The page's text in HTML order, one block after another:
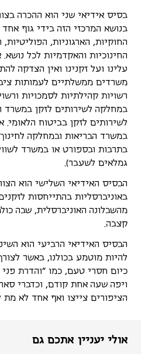
בסיס אידיאי שני הוא ההכרה
בנושא המרכזי הזה בידי גוף
החוקיות, הארגוניות, הפוליטיות,
החינוכיות והאקדמיות לכל נושא.
עלינו ועל זקנינו ואין הצדקה
משרדים ממשלתיים לעמותות
רשויות קהילתיות לסמכויות
במחלקה לשירותים לזקן במשרד
לשירותים לזקן בביטוח הלאומי.
במשרד הבריאות ובמחלקה
בתרבות ובספורט או במשרד
גמלאים לשעבר).
הבסיס האידיאי השלישי הוא
באוניברסליות בהתייחסות
מהשבלונה האוניברסלית, שבה
קצבה.
הבסיס האידיאי הרביעי הוא
להיות מוטמע בכולנו, באשר
כיום חסרי טעם, כמו "והדרת פני
ויפה שעה אחת קודם, וכדברי
הציפורים צייצו ואף אחד לא
אולי יעניין אתכם גם